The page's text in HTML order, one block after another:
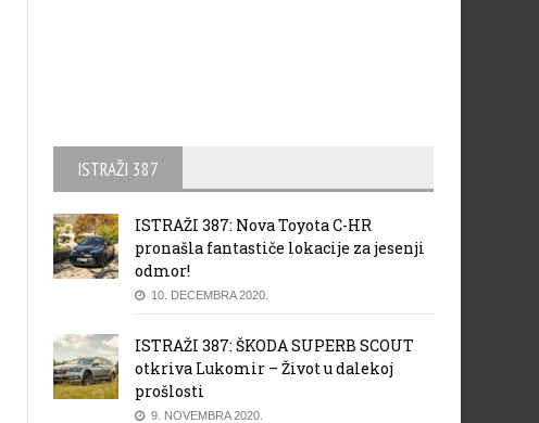
ISTRAŽI 387
ISTRAŽI 387: Nova Toyota C-HR
pronašla fantastiče lokacije za jesenji
odmor!
10. DECEMBRA 2020.
ISTRAŽI 387: ŠKODA SUPERB SCOUT
otkriva Lukomir – Život u dalekoj
prošlosti
9. NOVEMBRA 2020.